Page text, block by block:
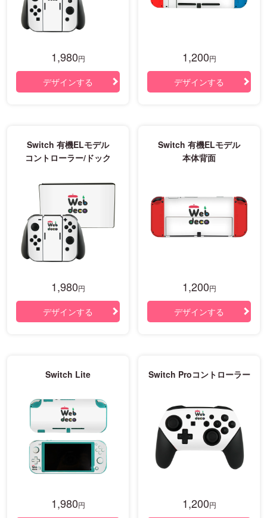
1,980円
デザインする
1,200円
デザインする
Switch 有機ELモデル
コントローラー/ドック
1,980円
デザインする
Switch 有機ELモデル
本体背面
1,200円
デザインする
Switch Lite
1,980円
Switch Proコントローラー
1,200円